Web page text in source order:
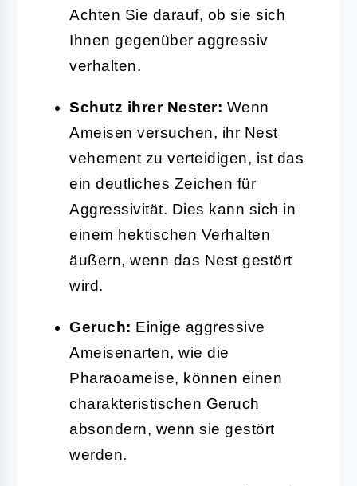
Achten Sie darauf, ob sie sich
Ihnen gegenüber aggressiv
verhalten.
Schutz ihrer Nester: Wenn
Ameisen versuchen, ihr Nest
vehement zu verteidigen, ist das
ein deutliches Zeichen für
Aggressivität. Dies kann sich in
einem hektischen Verhalten
äußern, wenn das Nest gestört
wird.
Geruch: Einige aggressive
Ameisenarten, wie die
Pharaoameise, können einen
charakteristischen Geruch
absondern, wenn sie gestört
werden.